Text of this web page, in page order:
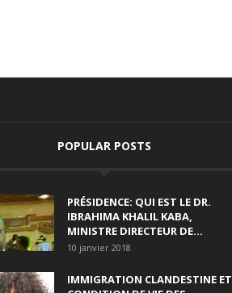
POPULAR POSTS
PRÉSIDENCE: QUI EST LE DR.
IBRAHIMA KHALIL KABA,
MINISTRE DIRECTEUR DE...
10 janvier 2018
IMMIGRATION CLANDESTINE ET